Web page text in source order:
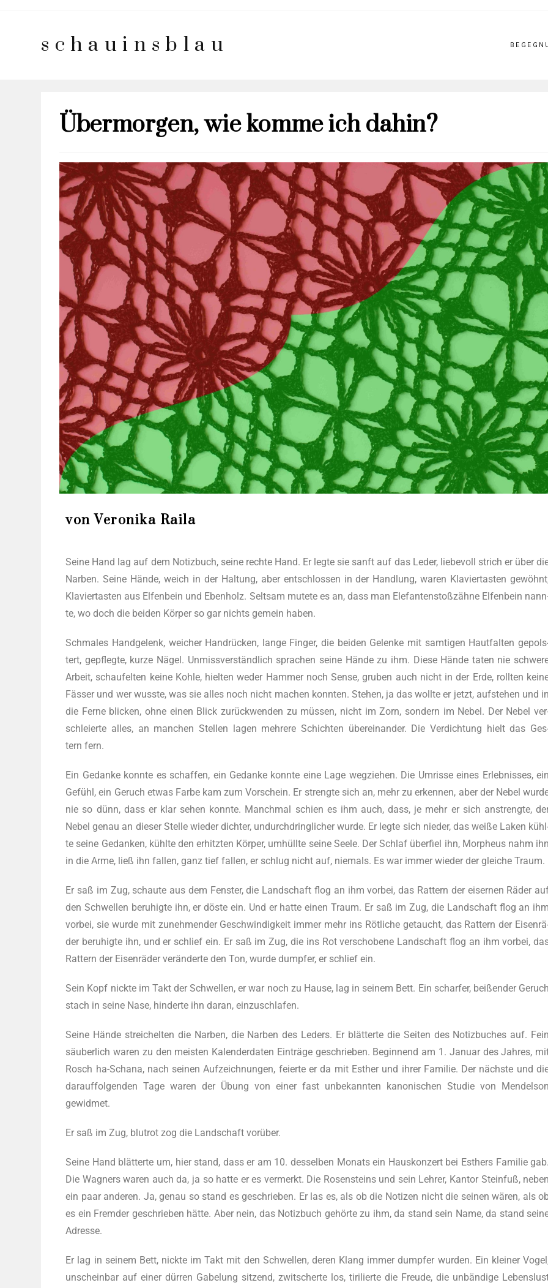
schauinsblau
Übermorgen, wie komme ich dahin?
von Veronika Raila
Sei­ne Hand lag auf dem Notiz­buch, sei­ne rech­te Hand. Er leg­te sie sanft auf das Leder, lie­be­voll strich er über
Nar­ben. Sei­ne Hän­de, weich in der Hal­tung, aber ent­schlos­sen in der Hand­lung, waren Kla­vier­tas­ten
Kla­vier­tas­ten aus Elfen­bein und Eben­holz. Selt­sam mute­te es an, dass man Ele­fan­ten­stoß­zäh­ne Elfen­bein
te, wo doch die bei­den Kör­per so gar nichts gemein haben.
Schma­les Hand­ge­lenk, wei­cher Hand­rü­cken, lan­ge Fin­ger, die bei­den Gelen­ke mit sam­ti­gen Haut­fal­ten
tert, gepfleg­te, kur­ze Nägel. Unmiss­ver­ständ­lich spra­chen sei­ne Hän­de zu ihm. Die­se Hän­de taten nie
Arbeit, schau­fel­ten kei­ne Koh­le, hiel­ten weder Ham­mer noch Sen­se, gru­ben auch nicht in der Erde, roll­ten
Fäs­ser und wer wuss­te, was sie alles noch nicht machen konn­ten. Ste­hen, ja das woll­te er jetzt, auf­ste­hen und in
die Fer­ne bli­cken, ohne einen Blick zurück­wen­den zu müs­sen, nicht im Zorn, son­dern im Nebel. Der Nebel
schlei­er­te alles, an man­chen Stel­len lagen meh­re­re Schich­ten über­ein­an­der. Die Ver­dich­tung hielt das
tern fern.
Ein Gedan­ke konn­te es schaf­fen, ein Gedan­ke konn­te eine Lage weg­zie­hen. Die Umris­se eines Erleb­nis­ses, ein
Gefühl, ein Geruch etwas Far­be kam zum Vor­schein. Er streng­te sich an, mehr zu erken­nen, aber der Nebel
nie so dünn, dass er klar sehen konn­te. Manch­mal schien es ihm auch, dass, je mehr er sich anstreng­te,
Nebel genau an die­ser Stel­le wie­der dich­ter, undurch­dring­li­cher wur­de. Er leg­te sich nie­der, das wei­ße Laken
te sei­ne Gedan­ken, kühl­te den erhitz­ten Kör­per, umhüll­te sei­ne See­le. Der Schlaf über­fiel ihn, Mor­pheus nahm ihn
in die Arme, ließ ihn fal­len, ganz tief fal­len, er schlug nicht auf, nie­mals. Es war immer wie­der der glei­che Traum.
Er saß im Zug, schau­te aus dem Fens­ter, die Land­schaft flog an ihm vor­bei, das Rat­tern der eiser­nen Räder
den Schwel­len beru­hig­te ihn, er dös­te ein. Und er hat­te einen Traum. Er saß im Zug, die Land­schaft flog an ihm
vor­bei, sie wur­de mit zuneh­men­der Geschwin­dig­keit immer mehr ins Röt­li­che getaucht, das Rat­tern der
der beru­hig­te ihn, und er schlief ein. Er saß im Zug, die ins Rot ver­scho­be­ne Land­schaft flog an ihm vor­bei,
Rat­tern der Eisen­rä­der ver­än­der­te den Ton, wur­de dump­fer, er schlief ein.
Sein Kopf nick­te im Takt der Schwel­len, er war noch zu Hau­se, lag in sei­nem Bett. Ein schar­fer, bei­ßen­der Geruch
stach in sei­ne Nase, hin­der­te ihn dar­an, einzuschlafen.
Sei­ne Hän­de strei­chel­ten die Nar­ben, die Nar­ben des Leders. Er blät­ter­te die Sei­ten des Notiz­bu­ches auf. Fein
säu­ber­lich waren zu den meis­ten Kalen­der­da­ten Ein­trä­ge geschrie­ben. Begin­nend am 1. Janu­ar des Jah­res,
Rosch ha-Sch­a­na, nach sei­nen Auf­zeich­nun­gen, fei­er­te er da mit Esther und ihrer Fami­lie. Der nächs­te und
dar­auf­fol­gen­den Tage waren der Übung von einer fast unbe­kann­ten kano­ni­schen Stu­die von Men­dels­on
gewidmet.
Er saß im Zug, blut­rot zog die Land­schaft vorüber.
Sei­ne Hand blät­ter­te um, hier stand, dass er am 10. des­sel­ben Monats ein Haus­kon­zert bei Esthers Fami­lie gab.
Die Wag­ners waren auch da, ja so hat­te er es ver­merkt. Die Rosen­steins und sein Leh­rer, Kan­tor Stein­fuß, neben
ein paar ande­ren. Ja, genau so stand es geschrie­ben. Er las es, als ob die Noti­zen nicht die sei­nen wären, als
es ein Frem­der geschrie­ben hät­te. Aber nein, das Notiz­buch gehör­te zu ihm, da stand sein Name, da stand
Adresse.
Er lag in sei­nem Bett, nick­te im Takt mit den Schwel­len, deren Klang immer dump­fer wur­den. Ein klei­ner
unschein­bar auf einer dür­ren Gabe­lung sit­zend, zwit­scher­te los, tiri­lier­te die Freu­de, die unbän­di­ge